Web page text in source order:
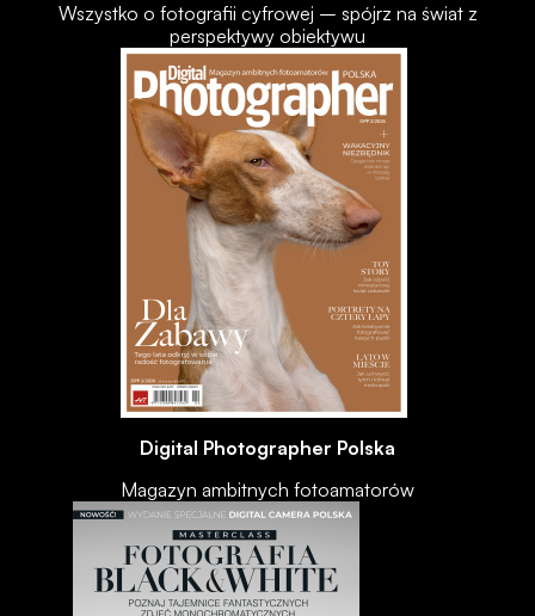
Wszystko o fotografii cyfrowej – spójrz na świat z
perspektywy obiektywu
Digital Photographer Polska
Magazyn ambitnych fotoamatorów